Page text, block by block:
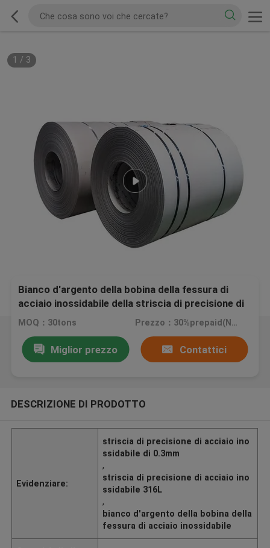
1 / 3
Bianco d'argento della bobina della fessura di
acciaio inossidabile della striscia di precisione di
acciaio inossidabile 316L di 0.3mm
MOQ：30tons Prezzo：30%prepaid(Negotiate a price)
Miglior prezzo Contattici
DESCRIZIONE DI PRODOTTO
Evidenziare:
striscia di precisione di acciaio ino
ssidabile di 0.3mm
,
striscia di precisione di acciaio ino
ssidabile 316L
,
bianco d'argento della bobina della
fessura di acciaio inossidabile